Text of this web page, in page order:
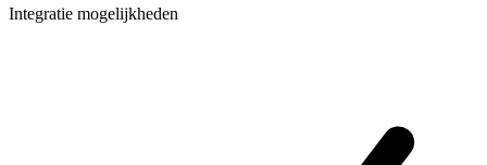
Integratie mogelijkheden